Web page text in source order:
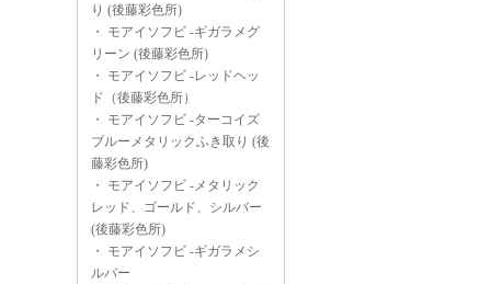
り (後藤彩色所)
・ モアイソフビ -ギガラメグ
リーン (後藤彩色所)
・ モアイソフビ -レッドヘッ
ド（後藤彩色所）
・ モアイソフビ -ターコイズ
ブルーメタリックふき取り (後
藤彩色所)
・ モアイソフビ -メタリック
レッド、ゴールド、シルバー
(後藤彩色所)
・ モアイソフビ -ギガラメシ
ルバー